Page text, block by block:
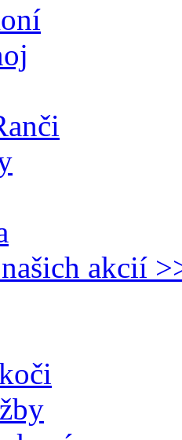
akcií